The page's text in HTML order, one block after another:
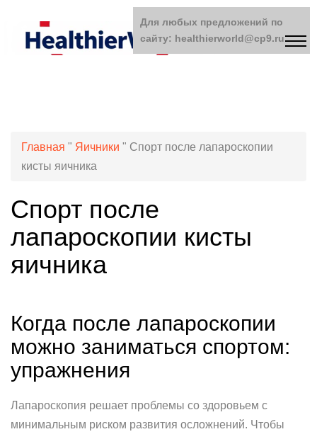
Главная " Яичники " Спорт после лапароскопии
кисты яичника
Спорт после
лапароскопии кисты
яичника
Когда после лапароскопии
можно заниматься спортом:
упражнения
Лапароскопия решает проблемы со здоровьем с
минимальным риском развития осложнений. Чтобы
Для любых предложений по
сайту: healthierworld@cp9.ru